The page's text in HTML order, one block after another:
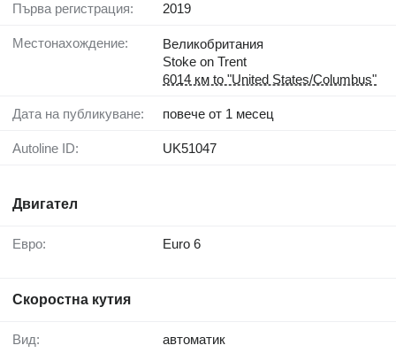
Първа регистрация: 2019
Местонахождение:
Великобритания
Stoke on Trent
6014 км to "United States/Columbus"
Дата на публикуване: повече от 1 месец
Autoline ID: UK51047
Двигател
Евро: Euro 6
Скоростна кутия
Вид: автоматик